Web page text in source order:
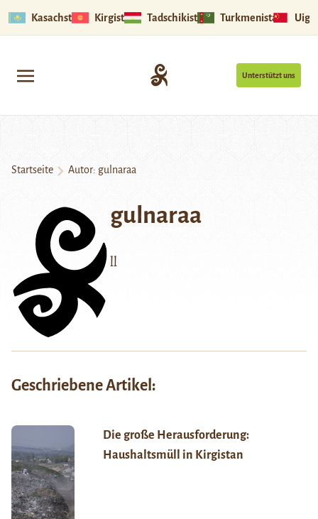
Kasachstan Kirgistan Tadschikistan Turkmenistan
Unterstützt uns
Startseite Autor: gulnaraa
gulnaraa
ll
Geschriebene Artikel:
Die große Herausforderung:
Haushaltsmüll in Kirgistan